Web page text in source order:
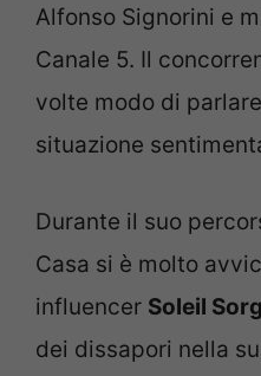
Alfonso Signorini e
Canale 5. Il
volte modo di
situazione
Durante il suo
Casa si è molto
influencer Soleil
dei dissapori nella